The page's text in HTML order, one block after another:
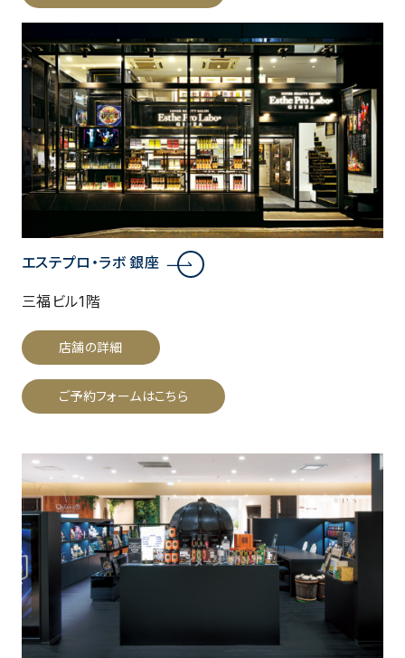
エステプロ・ラボ 銀座
三福ビル1階
店舗の詳細
ご予約フォームはこちら